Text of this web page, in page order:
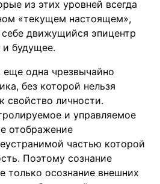
из этих уровней всегда
«текущем настоящем»,
движущийся эпицентр
будущее.
одна чрезвычайно
без которой нельзя
свойство личности.
и управляемое
отображение
частью которой
Поэтому сознание
только осознание внешних